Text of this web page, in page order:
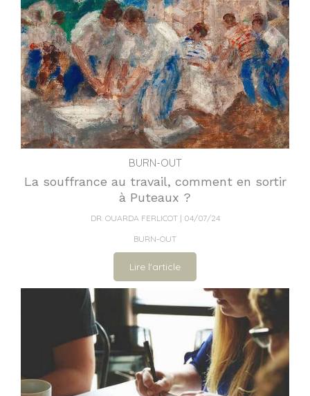
BURN-OUT
La souffrance au travail, comment en sortir
à Puteaux ?
DR. OUARDA FERLICOT
04/07/24
BURN-OUT
Lire l'article